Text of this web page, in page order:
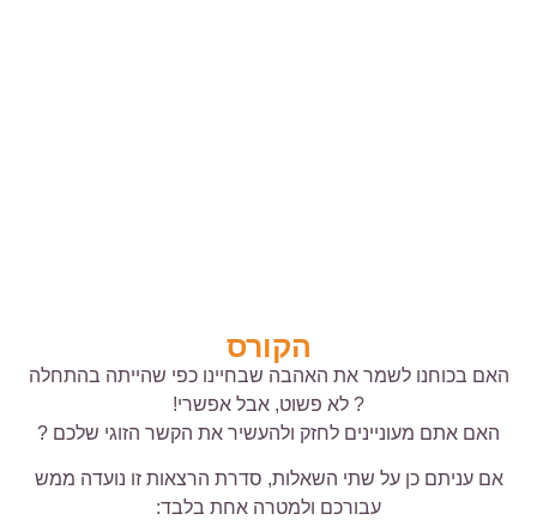
הקורס
האם בכוחנו לשמר את האהבה שבחיינו כפי שהייתה בהתחלה
? לא פשוט, אבל אפשרי!
האם אתם מעוניינים לחזק ולהעשיר את הקשר הזוגי שלכם ?
אם עניתם כן על שתי השאלות, סדרת הרצאות זו נועדה ממש
עבורכם ולמטרה אחת בלבד: